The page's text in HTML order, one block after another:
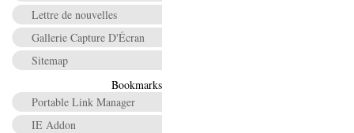
Lettre de nouvelles
Gallerie Capture D'Écran
Sitemap
Bookmarks
Portable Link Manager
IE Addon